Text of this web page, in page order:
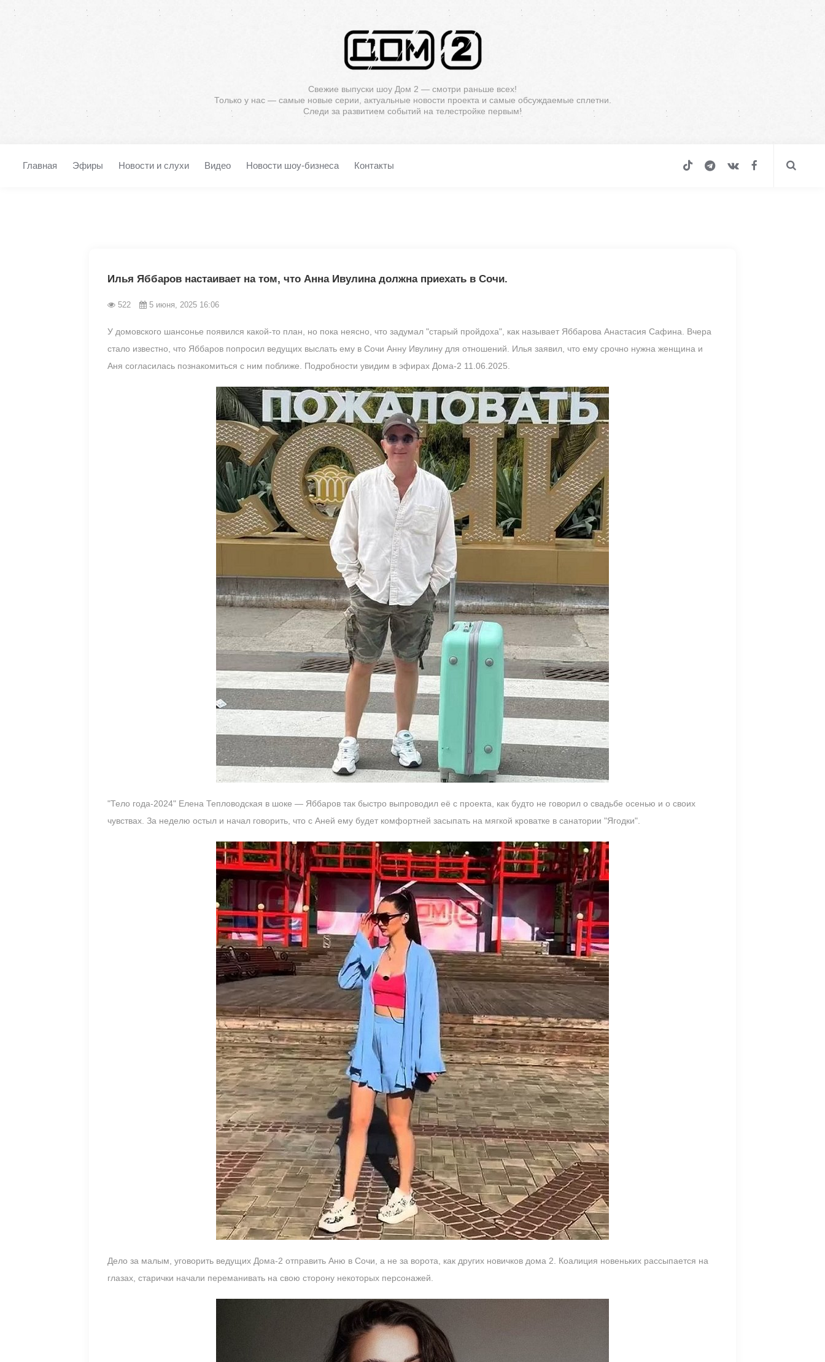
Свежие выпуски шоу Дом 2 — смотри раньше всех!
Только у нас — самые новые серии, актуальные новости проекта и самые обсуждаемые сплетни.
Следи за развитием событий на телестройке первым!
Главная Эфиры Новости и слухи Видео Новости шоу-бизнеса Контакты
Илья Яббаров настаивает на том, что Анна Ивулина должна приехать в Сочи.
522 5 июня, 2025 16:06
У домовского шансонье появился какой-то план, но пока неясно, что задумал "старый пройдоха", как называет Яббарова Анастасия Сафина. Вчера
стало известно, что Яббаров попросил ведущих выслать ему в Сочи Анну Ивулину для отношений. Илья заявил, что ему срочно нужна женщина и
Аня согласилась познакомиться с ним поближе. Подробности увидим в эфирах Дома-2 11.06.2025.
"Тело года-2024" Елена Тепловодская в шоке — Яббаров так быстро выпроводил её с проекта, как будто не говорил о свадьбе осенью и о своих
чувствах. За неделю остыл и начал говорить, что с Аней ему будет комфортней засыпать на мягкой кроватке в санатории "Ягодки".
Дело за малым, уговорить ведущих Дома-2 отправить Аню в Сочи, а не за ворота, как других новичков дома 2. Коалиция новеньких рассыпается на
глазах, старички начали переманивать на свою сторону некоторых персонажей.